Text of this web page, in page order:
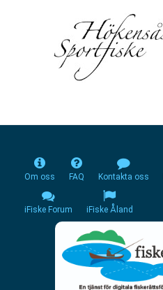
Om oss FAQ Kontakta oss
iFiske Forum iFiske Åland